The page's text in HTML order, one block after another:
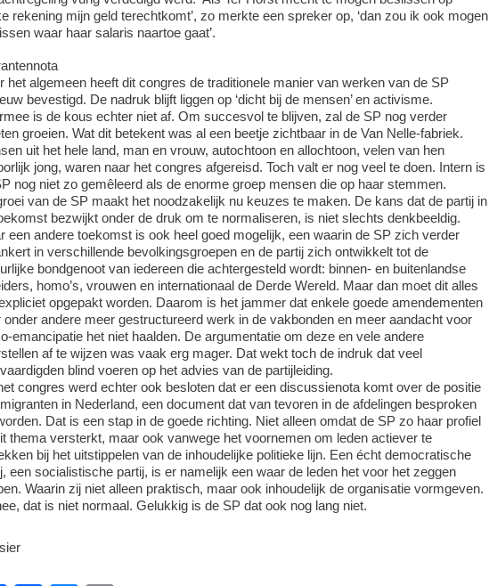
rekening mijn geld terechtkomt’, zo merkte een spreker op, ‘dan zou ik ook mogen
waar haar salaris naartoe gaat’.
het algemeen heeft dit congres de traditionele manier van werken van de SP
bevestigd. De nadruk blijft liggen op ‘dicht bij de mensen’ en activisme.
is de kous echter niet af. Om succesvol te blijven, zal de SP nog verder
groeien. Wat dit betekent was al een beetje zichtbaar in de Van Nelle-fabriek.
uit het hele land, man en vrouw, autochtoon en allochtoon, velen van hen
jong, waren naar het congres afgereisd. Toch valt er nog veel te doen. Intern is
nog niet zo gemêleerd als de enorme groep mensen die op haar stemmen.
van de SP maakt het noodzakelijk nu keuzes te maken. De kans dat de partij in
bezwijkt onder de druk om te normaliseren, is niet slechts denkbeeldig.
een andere toekomst is ook heel goed mogelijk, een waarin de SP zich verder
in verschillende bevolkingsgroepen en de partij zich ontwikkelt tot de
bondgenoot van iedereen die achtergesteld wordt: binnen- en buitenlandse
homo’s, vrouwen en internationaal de Derde Wereld. Maar dan moet dit alles
opgepakt worden. Daarom is het jammer dat enkele goede amendementen
onder andere meer gestructureerd werk in de vakbonden en meer aandacht voor
emancipatie het niet haalden. De argumentatie om deze en vele andere
af te wijzen was vaak erg mager. Dat wekt toch de indruk dat veel
blind voeren op het advies van de partijleiding.
congres werd echter ook besloten dat er een discussienota komt over de positie
in Nederland, een document dat van tevoren in de afdelingen besproken
Dat is een stap in de goede richting. Niet alleen omdat de SP zo haar profiel
thema versterkt, maar ook vanwege het voornemen om leden actiever te
bij het uitstippelen van de inhoudelijke politieke lijn. Een écht democratische
een socialistische partij, is er namelijk een waar de leden het voor het zeggen
Waarin zij niet alleen praktisch, maar ook inhoudelijk de organisatie vormgeven.
dat is niet normaal. Gelukkig is de SP dat ook nog lang niet.